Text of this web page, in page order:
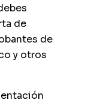
de
de
y otros